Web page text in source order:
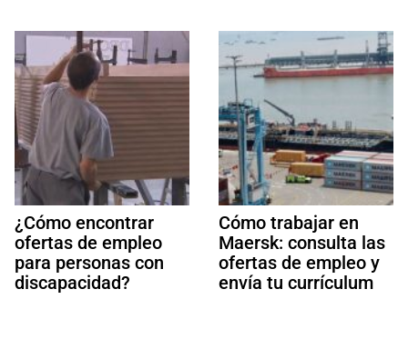
¿Cómo encontrar
ofertas de empleo
para personas con
discapacidad?
Cómo trabajar en
Maersk: consulta las
ofertas de empleo y
envía tu currículum